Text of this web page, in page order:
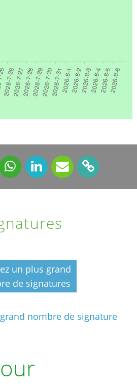
un plus grand
de signatures
nombre de signature